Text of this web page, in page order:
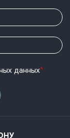
данных*